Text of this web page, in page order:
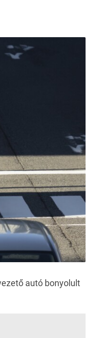
autó bonyolult